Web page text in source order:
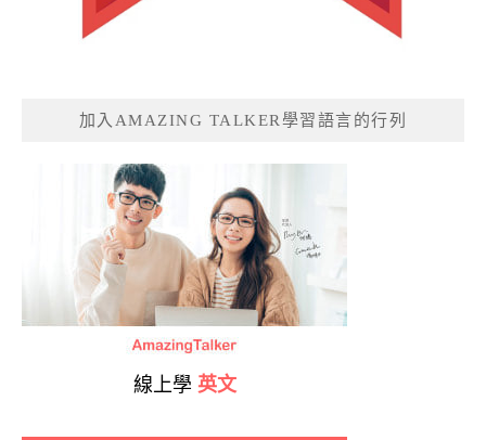
加入AMAZING TALKER學習語言的行列
線上學 英文